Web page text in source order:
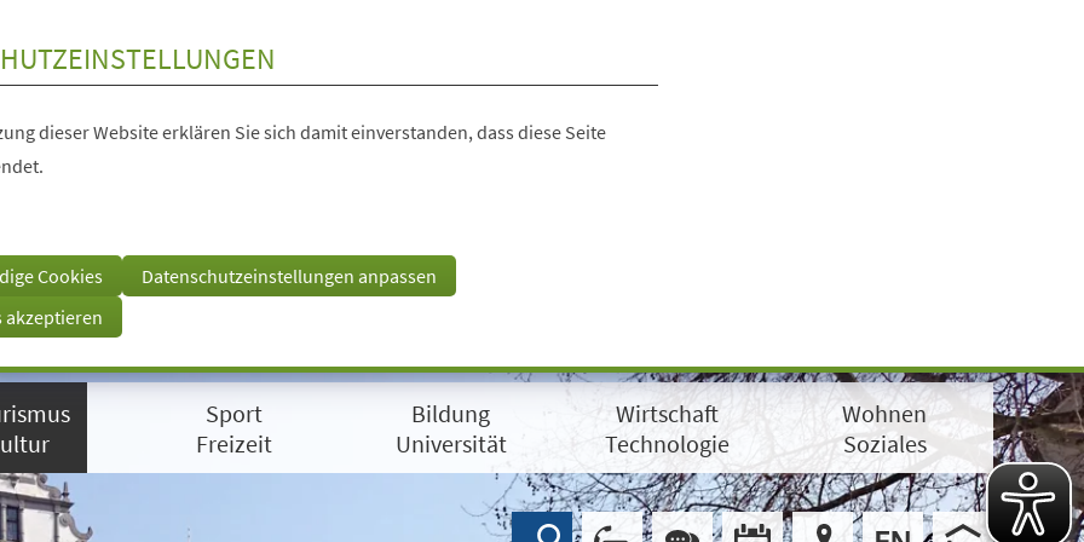
dieser Website erklären Sie sich damit einverstanden, dass diese Seite
Cookies
Datenschutzeinstellungen anpassen
akzeptieren
Sport
Freizeit
Bildung
Universität
Wirtschaft
Technologie
Wohnen
Soziales